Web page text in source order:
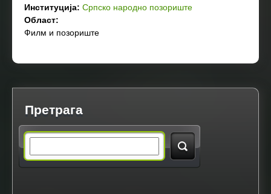
Институција: Српско народно позориште
Област:
Филм и позориште
Претрага